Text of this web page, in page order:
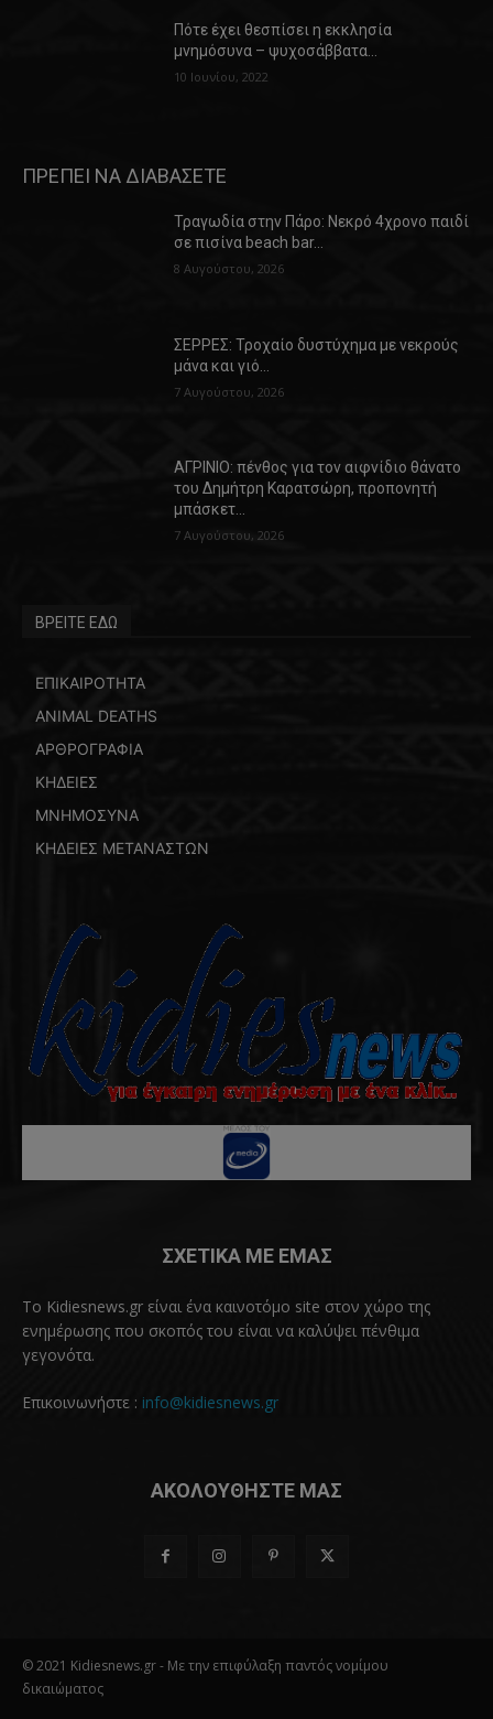
Πότε έχει θεσπίσει η εκκλησία
μνημόσυνα – ψυχοσάββατα…
10 Ιουνίου, 2022
ΠΡΕΠΕΙ ΝΑ ΔΙΑΒΑΣΕΤΕ
Τραγωδία στην Πάρο: Νεκρό 4χρονο παιδί
σε πισίνα beach bar…
8 Αυγούστου, 2026
ΣΕΡΡΕΣ: Τροχαίο δυστύχημα με νεκρούς
μάνα και γιό…
7 Αυγούστου, 2026
ΑΓΡΙΝΙΟ: πένθος για τον αιφνίδιο θάνατο
του Δημήτρη Καρατσώρη, προπονητή
μπάσκετ…
7 Αυγούστου, 2026
ΒΡΕΙΤΕ ΕΔΩ
ΕΠΙΚΑΙΡΟΤΗΤΑ
ANIMAL DEATHS
ΑΡΘΡΟΓΡΑΦΙΑ
ΚΗΔΕΙΕΣ
ΜΝΗΜΟΣΥΝΑ
ΚΗΔΕΙΕΣ ΜΕΤΑΝΑΣΤΩΝ
ΣΧΕΤΙΚΑ ΜΕ ΕΜΑΣ
Το Kidiesnews.gr είναι ένα καινοτόμο site στον χώρο της
ενημέρωσης που σκοπός του είναι να καλύψει πένθιμα
γεγονότα.
Επικοινωνήστε : info@kidiesnews.gr
ΑΚΟΛΟΥΘΗΣΤΕ ΜΑΣ
© 2021 Kidiesnews.gr - Με την επιφύλαξη παντός νομίμου
δικαιώματος